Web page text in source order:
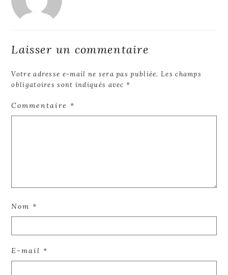
Laisser un commentaire
Votre adresse e-mail ne sera pas publiée. Les champs
obligatoires sont indiqués avec*
Commentaire*
Nom*
E-mail*